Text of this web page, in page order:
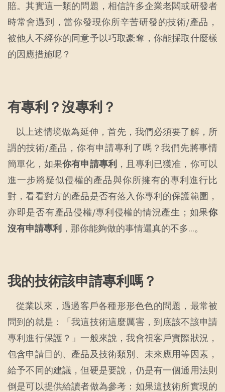
賠。其實這一類的問題，相信許多企業老闆或研發者
時常會遇到，當你發現你所辛苦研發的技術/產品，
被他人不經你的同意予以巧取豪奪，你能採取什麼樣
的因應措施呢？
有專利？沒專利？
以上述情境做為延伸，首先，我們必須要了解，所
謂的技術/產品，你有申請專利了嗎？我們先將事情
簡單化，如果你有申請專利 ，且專利已獲准，你可以
進一步將疑似侵權的產品與你所擁有的專利進行比
對，看看對方的產品是否有落入你專利的保護範圍，
亦即是否有產品侵權/專利侵權的情況產生；如果你
沒有申請專利 ，那你能夠做的事情還真的不多…。
我的技術該申請專利嗎？
從業以來，遇過客戶各種形形色色的問題，最常被
問到的就是：「我這技術這麼厲害，到底該不該申請
專利進行保護？」一般來說，我會視客戶實際狀況，
包含申請目的、產品及技術類別、未來應用等因素，
給予不同的建議，但硬是要說，仍是有一個通用法則
倒是可以提供給讀者做為參考：如果這技術所實現的